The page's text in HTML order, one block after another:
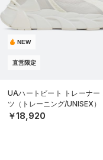
NEW
直営限定
UAハートビート トレーナー
ツ（トレーニング/UNISEX）
￥18,920